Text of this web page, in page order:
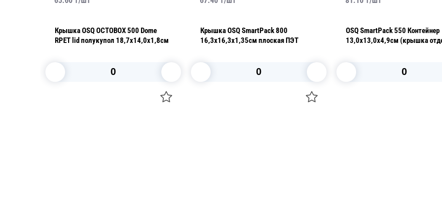
Крышка OSQ OCTOBOX 500 Dome
RPET lid полукупол 18,7х14,0х1,8см
Крышка OSQ SmartPack 800
16,3х16,3х1,35см плоская ПЭТ
OSQ SmartPack 550 Контейнер
13,0х13,0х4,9см (крышка